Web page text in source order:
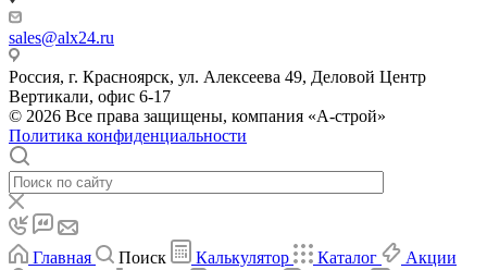
sales@alx24.ru
Россия, г. Красноярск, ул. Алексеева 49, Деловой Центр
Вертикали, офис 6-17
© 2026 Все права защищены, компания «А-строй»
Политика конфиденциальности
Главная Поиск Калькулятор Каталог
Акции